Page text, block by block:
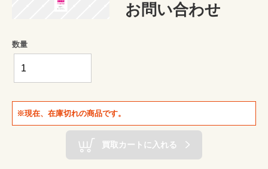
お問い合わせ
数量
※現在、在庫切れの商品です。
買取カートに入れる